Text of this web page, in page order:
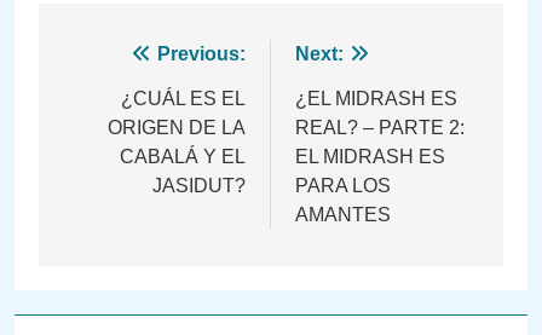
Navegación
entradas
Previous:
¿CUÁL ES EL
ORIGEN DE LA
CABALÁ Y EL
JASIDUT?
Next:
¿EL MIDRASH ES
REAL? – PARTE 2:
EL MIDRASH ES
PARA LOS
AMANTES